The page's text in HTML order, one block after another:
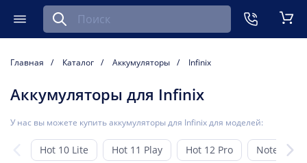
Меню
Найти запчасть для мобильного устройства
Главная Каталог Аккумуляторы Infinix
Аккумуляторы для Infinix
У нас вы можете купить аккумуляторы для Infinix для моделей:
Hot 10 Lite Hot 11 Play Hot 12 Pro Note 12